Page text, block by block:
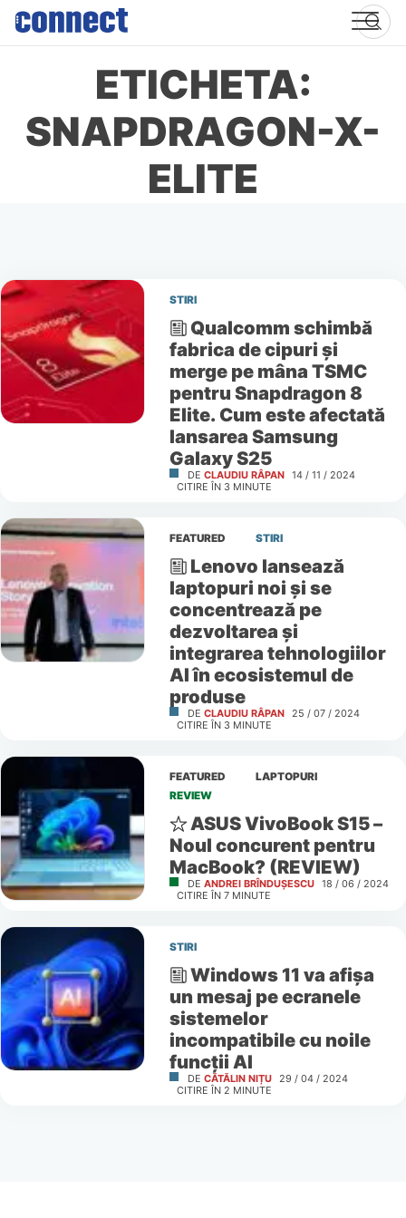
Skip
content
ETICHETA:
SNAPDRAGON-X-
ELITE
STIRI
Qualcomm schimbă
fabrica de cipuri și
merge pe mâna TSMC
pentru Snapdragon 8
Elite. Cum este afectată
lansarea Samsung
Galaxy S25
DE CLAUDIU RÂPAN 14 / 11 / 2024
CITIRE ÎN 3 MINUTE
FEATURED STIRI
Lenovo lansează
laptopuri noi și se
concentrează pe
dezvoltarea și
integrarea tehnologiilor
AI în ecosistemul de
produse
DE CLAUDIU RÂPAN 25 / 07 / 2024
CITIRE ÎN 3 MINUTE
FEATURED
LAPTOPURI
REVIEW
ASUS VivoBook S15 –
Noul concurent pentru
MacBook? (REVIEW)
DE ANDREI BRÎNDUȘESCU 18 / 06 / 2024
CITIRE ÎN 7 MINUTE
STIRI
Windows 11 va afișa
un mesaj pe ecranele
sistemelor
incompatibile cu noile
funcții AI
DE CĂTĂLIN NIȚU 29 / 04 / 2024
CITIRE ÎN 2 MINUTE